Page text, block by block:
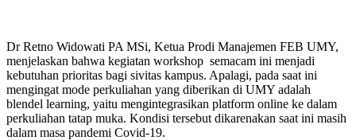
Dr Retno Widowati PA MSi, Ketua Prodi Manajemen FEB UMY,
menjelaskan bahwa kegiatan workshop semacam ini menjadi
kebutuhan prioritas bagi sivitas kampus. Apalagi, pada saat ini
mengingat mode perkuliahan yang diberikan di UMY adalah
blendel learning, yaitu mengintegrasikan platform online ke dalam
perkuliahan tatap muka. Kondisi tersebut dikarenakan saat ini masih
dalam masa pandemi Covid-19.